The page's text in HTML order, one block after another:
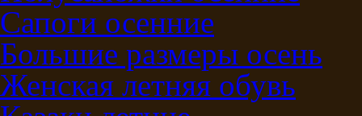
Сапоги осенние
Большие размеры осень
Женская летняя обувь